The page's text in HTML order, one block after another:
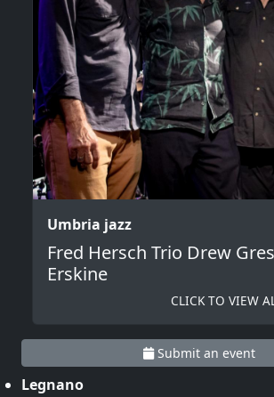
Umbria jazz
Fred Hersch Trio Drew
Erskine
CLICK TO VIEW
Submit an event
Legnano